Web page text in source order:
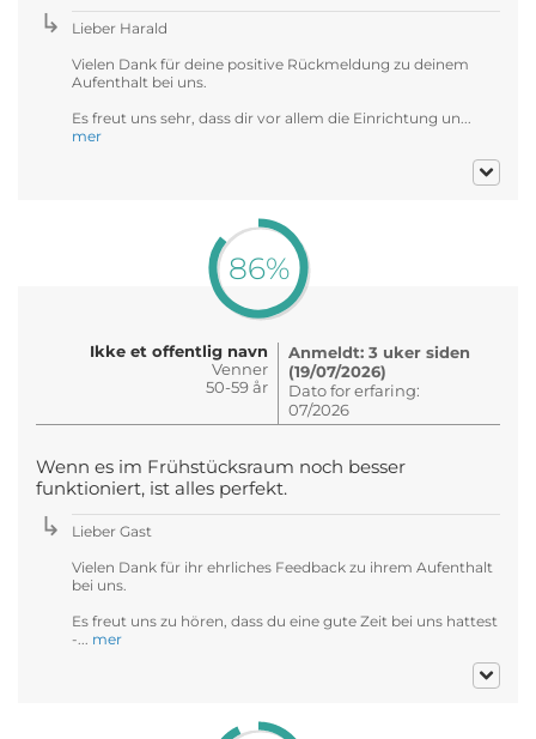
Lieber Harald
Vielen Dank für deine positive Rückmeldung zu deinem
Aufenthalt bei uns.
Es freut uns sehr, dass dir vor allem die Einrichtung un...
mer
86%
Ikke et offentlig navn
Venner
50-59 år
Anmeldt: 3 uker siden
(19/07/2026)
Dato for erfaring:
07/2026
Wenn es im Frühstücksraum noch besser
funktioniert, ist alles perfekt.
Lieber Gast
Vielen Dank für ihr ehrliches Feedback zu ihrem Aufenthalt
bei uns.
Es freut uns zu hören, dass du eine gute Zeit bei uns hattest
-... mer